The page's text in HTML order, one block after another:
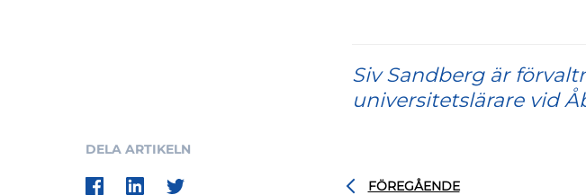
Siv Sandberg är
universitetslärare vid
DELA ARTIKELN
FÖREGÅENDE